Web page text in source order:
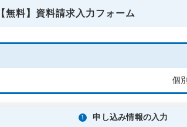
【無料】資料請求入力フォーム
個
申し込み情報の入力